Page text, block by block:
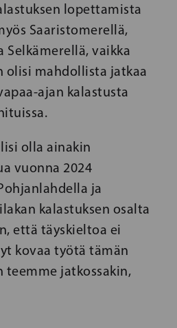
lopettamista
Saaristomerellä,
Selkämerellä, vaikka
olisi mahdollista jatkaa
ajan kalastusta
olla ainakin
vuonna 2024
ja
kalastuksen osalta
että täyskieltoa ei
kovaa työtä tämän
teemme jatkossakin,